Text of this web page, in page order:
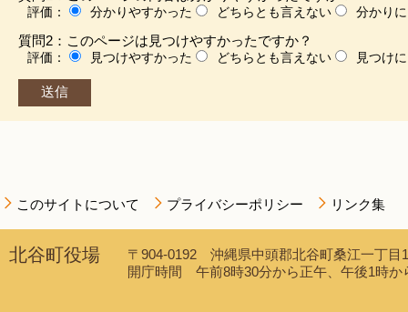
評価： 分かりやすかった どちらとも言えない 分かり
質問2：このページは見つけやすかったですか？
評価： 見つけやすかった どちらとも言えない 見つけ
このサイトについて プライバシーポリシー リンク集
北谷町役場
〒904-0192 沖縄県中頭郡北谷町桑江一丁
開庁時間 午前8時30分から正午、午後1時か